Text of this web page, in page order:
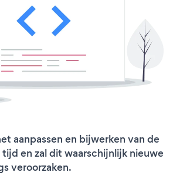
aanpassen en bijwerken van de
en zal dit waarschijnlijk nieuwe
veroorzaken.